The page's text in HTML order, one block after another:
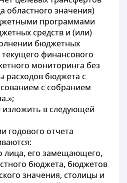
областного значения)
программами
средств и (или)
бюджетных
финансового
мониторинга без
расходов бюджета с
с собранием
изложить в следующей
годового отчета
лица, его замещающего,
бюджета, бюджетов
значения, столицы и